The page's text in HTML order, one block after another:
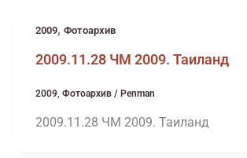
2009, Фотоархив
2009.11.28 ЧМ 2009. Таиланд
2009, Фотоархив/ Penman
2009.11.28 ЧМ 2009. Таиланд